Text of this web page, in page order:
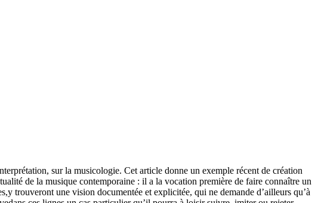
sur la musicologie. Cet article donne un exemple récent de création
de la musique contemporaine : il a la vocation première de faire connaître un
trouveront une vision documentée et explicitée, qui ne demande d’ailleurs qu’à